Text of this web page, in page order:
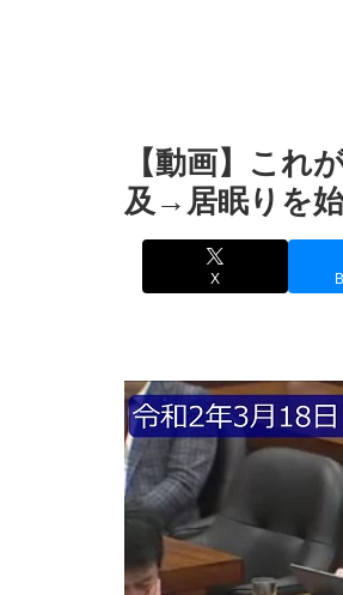
【動画】これ
及→居眠りを
X